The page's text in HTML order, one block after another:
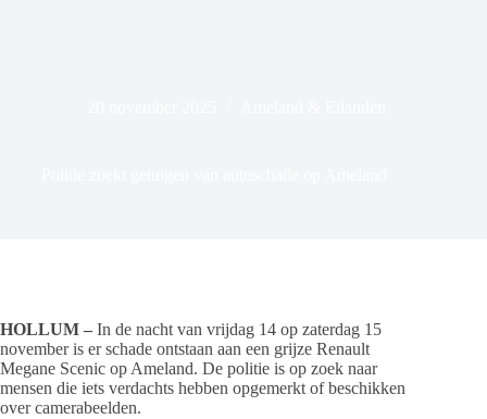
HOLLUM – In de nacht van vrijdag 14 op zaterdag 15
november is er schade ontstaan aan een grijze Renault
Megane Scenic op Ameland. De politie is op zoek naar
mensen die iets verdachts hebben opgemerkt of beschikken
over camerabeelden.